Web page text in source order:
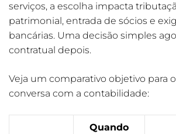
serviços, a escolha impacta
patrimonial, entrada de sócios e
bancárias. Uma decisão simples
contratual depois.
Veja um comparativo objetivo para
conversa com a contabilidade:
Quando